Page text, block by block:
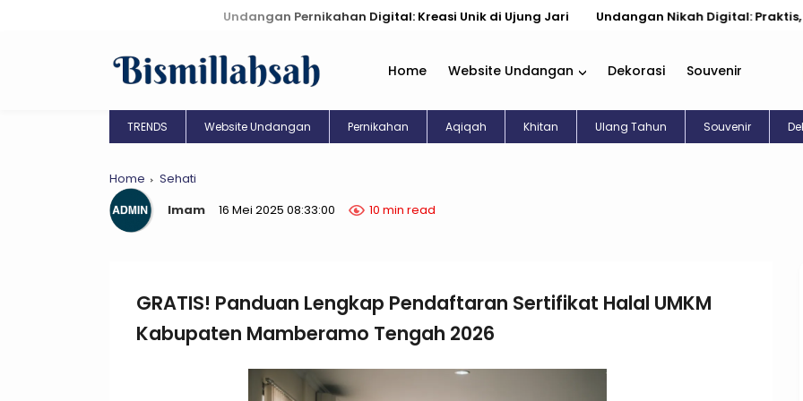
Undangan Pernikahan Digital: Kreasi Unik di Ujung Jari Undangan Nikah Digital: Praktis, Cantik,
Home Website Undangan Dekorasi Souvenir
TRENDS Website Undangan Pernikahan Aqiqah Khitan Ulang Tahun Souvenir
Home
Sehati
Imam
16 Mei 2025 08:33:00 10 min read
GRATIS! Panduan Lengkap Pendaftaran Sertifikat Halal UMKM
Kabupaten Mamberamo Tengah 2026